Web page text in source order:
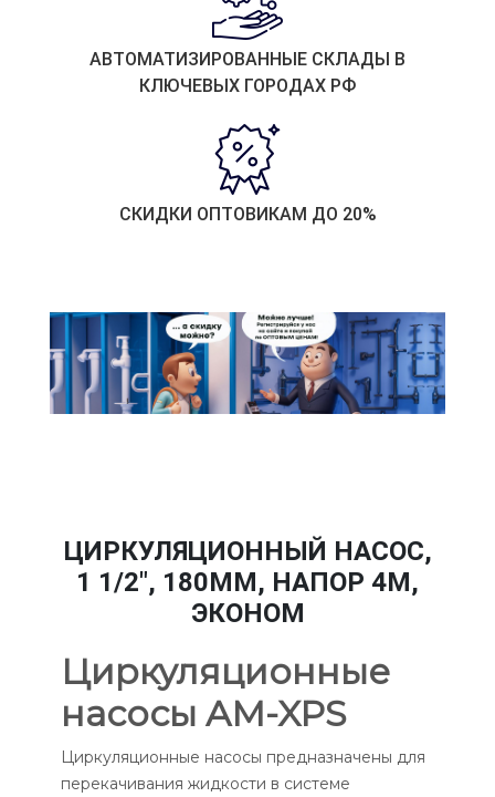
АВТОМАТИЗИРОВАННЫЕ СКЛАДЫ В
КЛЮЧЕВЫХ ГОРОДАХ РФ
СКИДКИ ОПТОВИКАМ ДО 20%
ЦИРКУЛЯЦИОННЫЙ НАСОС,
1 1/2", 180ММ, НАПОР 4М,
ЭКОНОМ
Циркуляционные
насосы AM-XPS
Циркуляционные насосы предназначены для
перекачивания жидкости в системе